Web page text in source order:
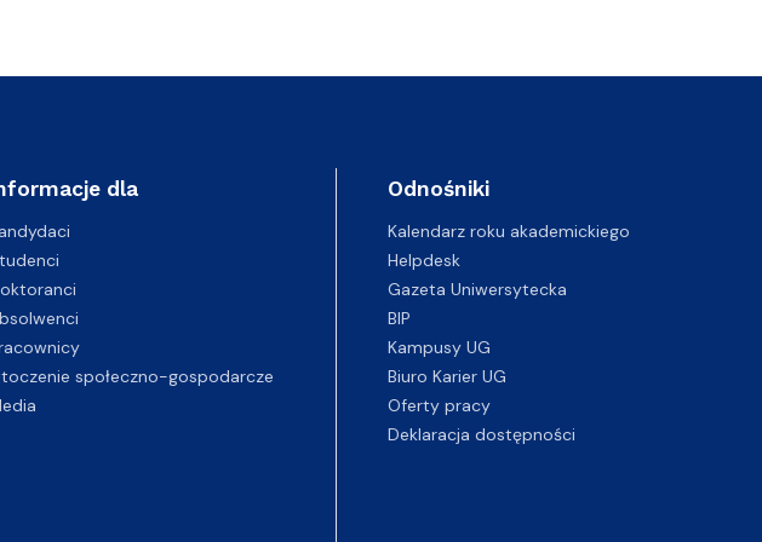
dla
społeczno-gospodarcze
Odnośniki
Kalendarz roku akademickiego
Helpdesk
Gazeta Uniwersytecka
BIP
Kampusy UG
Biuro Karier UG
Oferty pracy
Deklaracja dostępności